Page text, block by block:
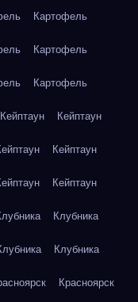
Картофель
Картофель
Картофель
Кейптаун Кейптаун
Кейптаун
Кейптаун
Клубника
Клубника
Красноярск